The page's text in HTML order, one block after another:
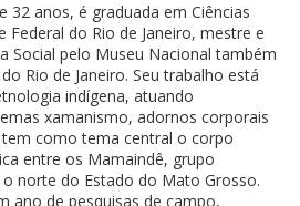
32 anos, é graduada em Ciências
Federal do Rio de Janeiro, mestre e
Social pelo Museu Nacional também
Rio de Janeiro. Seu trabalho está
indígena, atuando
xamanismo, adornos corporais
como tema central o corpo
entre os Mamaindê, grupo
norte do Estado do Mato Grosso.
ano de pesquisas de campo,